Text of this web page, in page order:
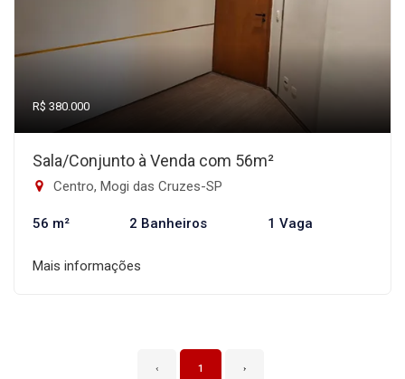
R$ 380.000
Sala/Conjunto à Venda com 56m²
Centro, Mogi das Cruzes-SP
56 m² 2 Banheiros 1 Vaga
Mais informações
‹ 1 ›